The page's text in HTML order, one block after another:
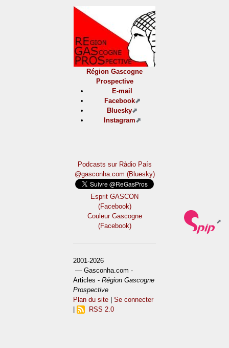
Région Gascogne
Prospective
E-mail
Facebook
Bluesky
Instagram
Podcasts sur Ràdio País
@gasconha.com (Bluesky)
Esprit GASCON
(Facebook)
Couleur Gascogne
(Facebook)
2001-2026
— Gasconha.com -
Articles -Région Gascogne
Prospective
Plan du site |Se connecter
RSS 2.0